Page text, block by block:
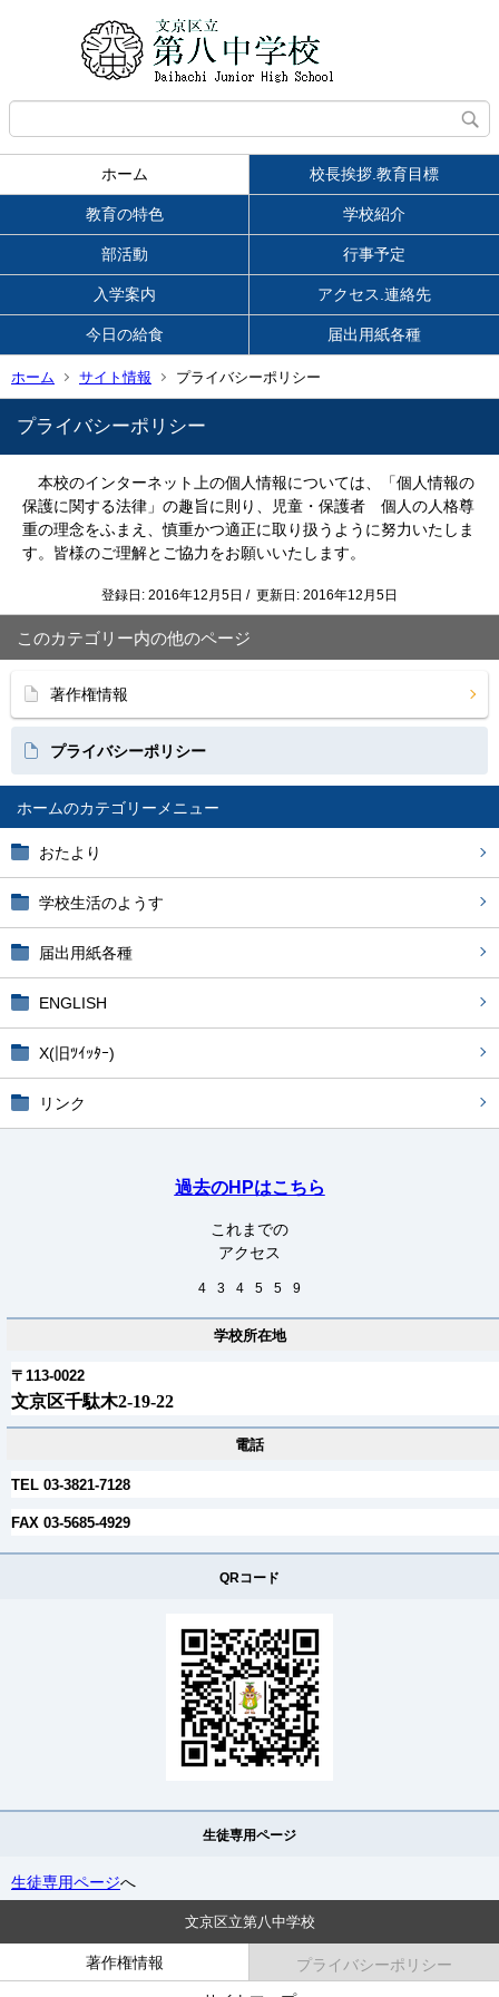
ホーム 校長挨拶.教育目標
教育の特色 学校紹介
部活動 行事予定
入学案内 アクセス.連絡先
今日の給食 届出用紙各種
ホーム サイト情報 プライバシーポリシー
ホーム
おたより
学校生活のようす
届出用紙各種
ENGLISH
X(旧ﾂｲｯﾀｰ)
リンク
過去のHPはこちら
これまでの
アクセス
4 3 4 5 5 9
学校所在地
〒113-0022
文京区千駄木2-19-22
電話
TEL 03-3821-7128
FAX 03-5685-4929
QRコード
生徒専用ページ
生徒専用ページへ
プライバシーポリシー
本校のインターネット上の個人情報については、「個人情報の
保護に関する法律」の趣旨に則り、児童・保護者 個人の人格尊
重の理念をふまえ、慎重かつ適正に取り扱うように努力いたしま
す。 皆様のご理解とご協力をお願いいたします。
登録日: 2016年12月5日 / 更新日: 2016年12月5日
このカテゴリー内の他のページ
著作権情報
プライバシーポリシー
文京区立第八中学校
著作権情報
プライバシーポリシー